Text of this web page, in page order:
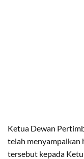
Ketua Dewan
telah menyampaikan
tersebut kepada